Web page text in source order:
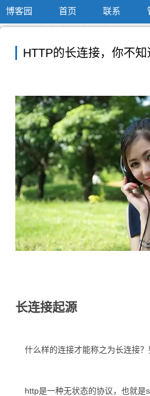
博客园 首页 联系
HTTP的长连接，你不知
长连接起源
什么样的连接才能称之为长连接？
http是一种无状态的协议，也就是